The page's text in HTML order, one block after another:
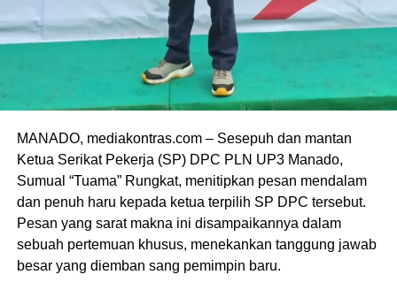
MANADO, mediakontras.com – Sesepuh dan mantan
Ketua Serikat Pekerja (SP) DPC PLN UP3 Manado,
Sumual “Tuama” Rungkat, menitipkan pesan mendalam
dan penuh haru kepada ketua terpilih SP DPC tersebut.
Pesan yang sarat makna ini disampaikannya dalam
sebuah pertemuan khusus, menekankan tanggung jawab
besar yang diemban sang pemimpin baru.